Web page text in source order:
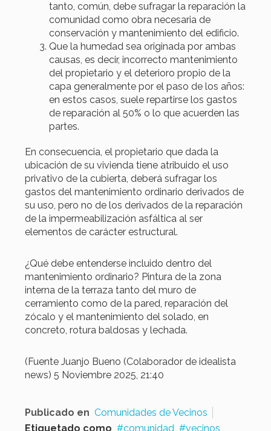
tanto, común, debe sufragar la reparación la
comunidad como obra necesaria de
conservación y mantenimiento del edificio.
Que la humedad sea originada por ambas
causas, es decir, incorrecto mantenimiento
del propietario y el deterioro propio de la
capa generalmente por el paso de los años:
en estos casos, suele repartirse los gastos
de reparación al 50% o lo que acuerden las
partes.
En consecuencia, el propietario que dada la
ubicación de su vivienda tiene atribuido el uso
privativo de la cubierta, deberá sufragar los
gastos del mantenimiento ordinario derivados de
su uso, pero no de los derivados de la reparación
de la impermeabilización asfáltica al ser
elementos de carácter estructural.
¿Qué debe entenderse incluido dentro del
mantenimiento ordinario? Pintura de la zona
interna de la terraza tanto del muro de
cerramiento como de la pared, reparación del
zócalo y el mantenimiento del solado, en
concreto, rotura baldosas y lechada.
(Fuente Juanjo Bueno (Colaborador de idealista
news) 5 Noviembre 2025, 21:40
Publicado en Comunidades de Vecinos
Etiquetado como
comunidad
vecinos